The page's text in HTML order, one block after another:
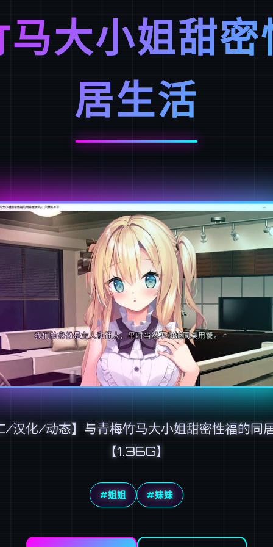
大小姐甜
居生活
汉化/动态】与青梅竹马大小姐甜密性福的同
【1.36G】
#姐姐 #妹妹